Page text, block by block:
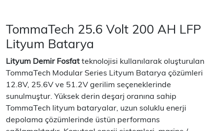
TommaTech 25.6 Volt 200 AH LFP
Lityum Batarya
Lityum Demir Fosfat teknolojisi kullanılarak oluşturulan
TommaTech Modular Series Lityum Batarya çözümleri
12.8V, 25.6V ve 51.2V gerilim seçeneklerinde
sunulmuştur. Yüksek derin deşarj oranına sahip
TommaTech lityum bataryalar, uzun soluklu enerji
depolama çözümlerinde üstün performans